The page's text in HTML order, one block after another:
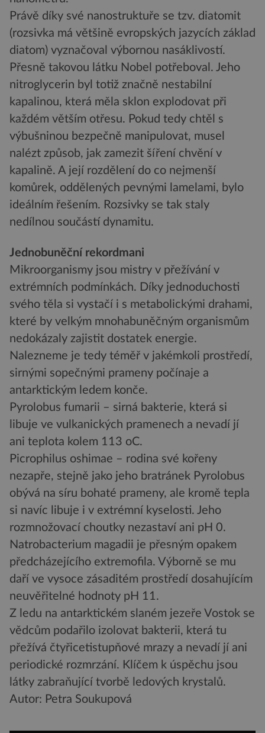
Právě díky své nanostruktuře se tzv. diatomit
(rozsivka má většině evropských jazycích základ
diatom) vyznačoval výbornou nasáklivostí.
Přesně takovou látku Nobel potřeboval. Jeho
nitroglycerin byl totiž značně nestabilní
kapalinou, která měla sklon explodovat při
každém větším otřesu. Pokud tedy chtěl s
výbušninou bezpečně manipulovat, musel
nalézt způsob, jak zamezit šíření chvění v
kapalině. A její rozdělení do co nejmenší
komůrek, oddělených pevnými lamelami, bylo
ideálním řešením. Rozsivky se tak staly
nedílnou součástí dynamitu.
Jednobuněční rekordmani
Mikroorganismy jsou mistry v přežívání v
extrémních podmínkách. Díky jednoduchosti
svého těla si vystačí i s metabolickými drahami,
které by velkým mnohabuněčným organismům
nedokázaly zajistit dostatek energie.
Nalezneme je tedy téměř v jakémkoli prostředí,
sirnými sopečnými prameny počínaje a
antarktickým ledem konče.
Pyrolobus fumarii – sirná bakterie, která si
libuje ve vulkanických pramenech a nevadí jí
ani teplota kolem 113 oC.
Picrophilus oshimae – rodina své kořeny
nezapře, stejně jako jeho bratránek Pyrolobus
obývá na síru bohaté prameny, ale kromě tepla
si navíc libuje i v extrémní kyselosti. Jeho
rozmnožovací choutky nezastaví ani pH 0.
Natrobacterium magadii je přesným opakem
předcházejícího extremofila. Výborně se mu
daří ve vysoce zásaditém prostředí dosahujícím
neuvěřitelné hodnoty pH 11.
Z ledu na antarktickém slaném jezeře Vostok se
vědcům podařilo izolovat bakterii, která tu
přežívá čtyřicetistupňové mrazy a nevadí jí ani
periodické rozmrzání. Klíčem k úspěchu jsou
látky zabraňující tvorbě ledových krystalů.
Autor: Petra Soukupová